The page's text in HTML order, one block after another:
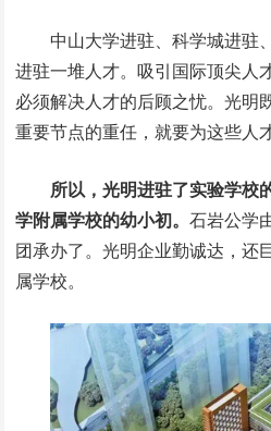
中山大学进驻、科学城进驻
进驻一堆人才。吸引国际顶尖人
必须解决人才的后顾之忧。光明
重要节点的重任，就要为这些人
所以，光明进驻了实验学校
学附属学校的幼小初。石岩公学
团承办了。光明企业勤诚达，还
属学校。